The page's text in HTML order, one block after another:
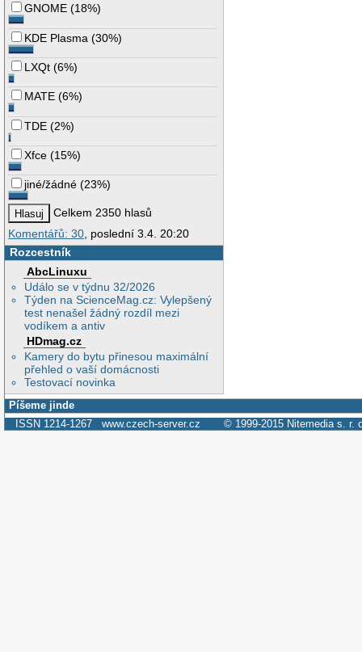
GNOME (18%)
KDE Plasma (30%)
LXQt (6%)
MATE (6%)
TDE (2%)
Xfce (15%)
jiné/žádné (23%)
Celkem 2350 hlasů
Komentářů: 30 , poslední 3.4. 20:20
Rozcestník
AbcLinuxu
Událo se v týdnu 32/2026
Týden na ScienceMag.cz: Vylepšený
test nenašel žádný rozdíl mezi
vodíkem a antiv
HDmag.cz
Kamery do bytu přinesou maximální
přehled o vaší domácnosti
Testovací novinka
Píšeme jinde
ISSN 1214-1267 www.czech-server.cz © 1999-2015 Nitemedia s. r.